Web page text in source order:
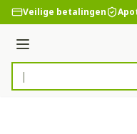
Ga naar de inhoud
Veilige betalingen
Menu
Product, merk,